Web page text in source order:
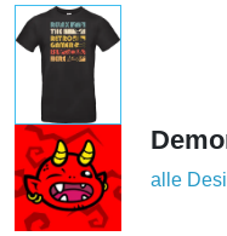
alle